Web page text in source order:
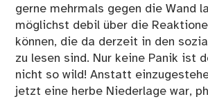
gerne mehrmals gegen die Wand
möglichst debil über die
können, die da derzeit in den
zu lesen sind. Nur keine Panik ist
nicht so wild! Anstatt
jetzt eine herbe Niederlage war,